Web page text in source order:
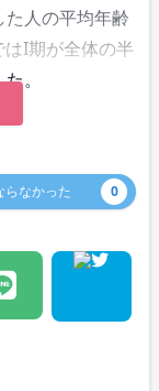
人の平均年齢
I期が全体の半
。
らなかった 0